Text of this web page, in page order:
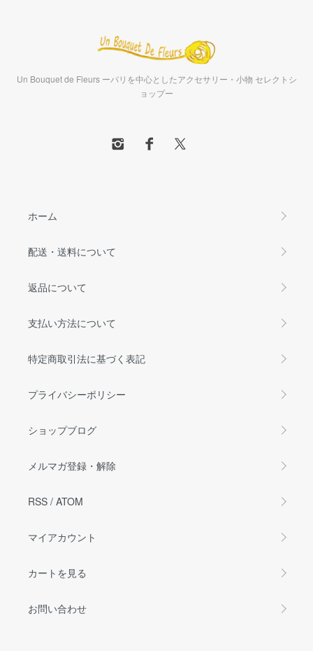
Un Bouquet de Fleurs ーパリを中心としたアクセサリー・小物 セレクトシ
ョップー
ホーム
配送・送料について
返品について
支払い方法について
特定商取引法に基づく表記
プライバシーポリシー
ショップブログ
メルマガ登録・解除
RSS / ATOM
マイアカウント
カートを見る
お問い合わせ